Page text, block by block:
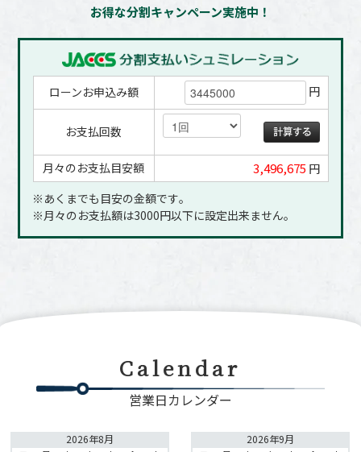
お得な分割キャンペーン実施中！
ローンお申込み額 円
お支払回数
月々のお支払目安額 3,496,675 円
※あくまでも目安の金額です｡
※月々のお支払額は3000円以下に設定出来ません｡
Calendar
営業日カレンダー
2026年8月
2026年9月